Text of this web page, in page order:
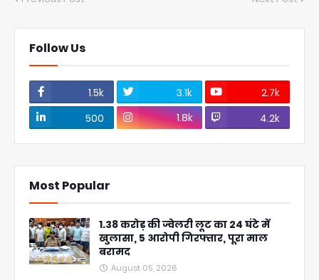
Follow Us
1.5k 3.1k
2.7k
500
1.8k 4.2k
Most Popular
1.38 करोड़ की ज्वेलरी लूट का 24 घंटे में
खुलासा, 5 आरोपी गिरफ्तार, पूरा माल
बरामद
August 05, 2026